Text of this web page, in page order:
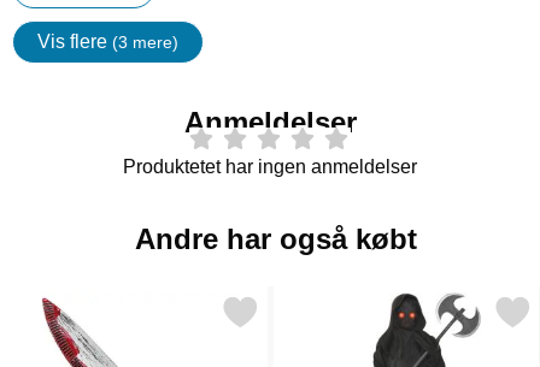
Vis flere (3 mere)
Egenskaper
Anmeldelser
Produktetet har ingen anmeldelser
Andre har også købt
Markér blodig Køkkenkniv som favorit
Markér stirrende Manden med Leen